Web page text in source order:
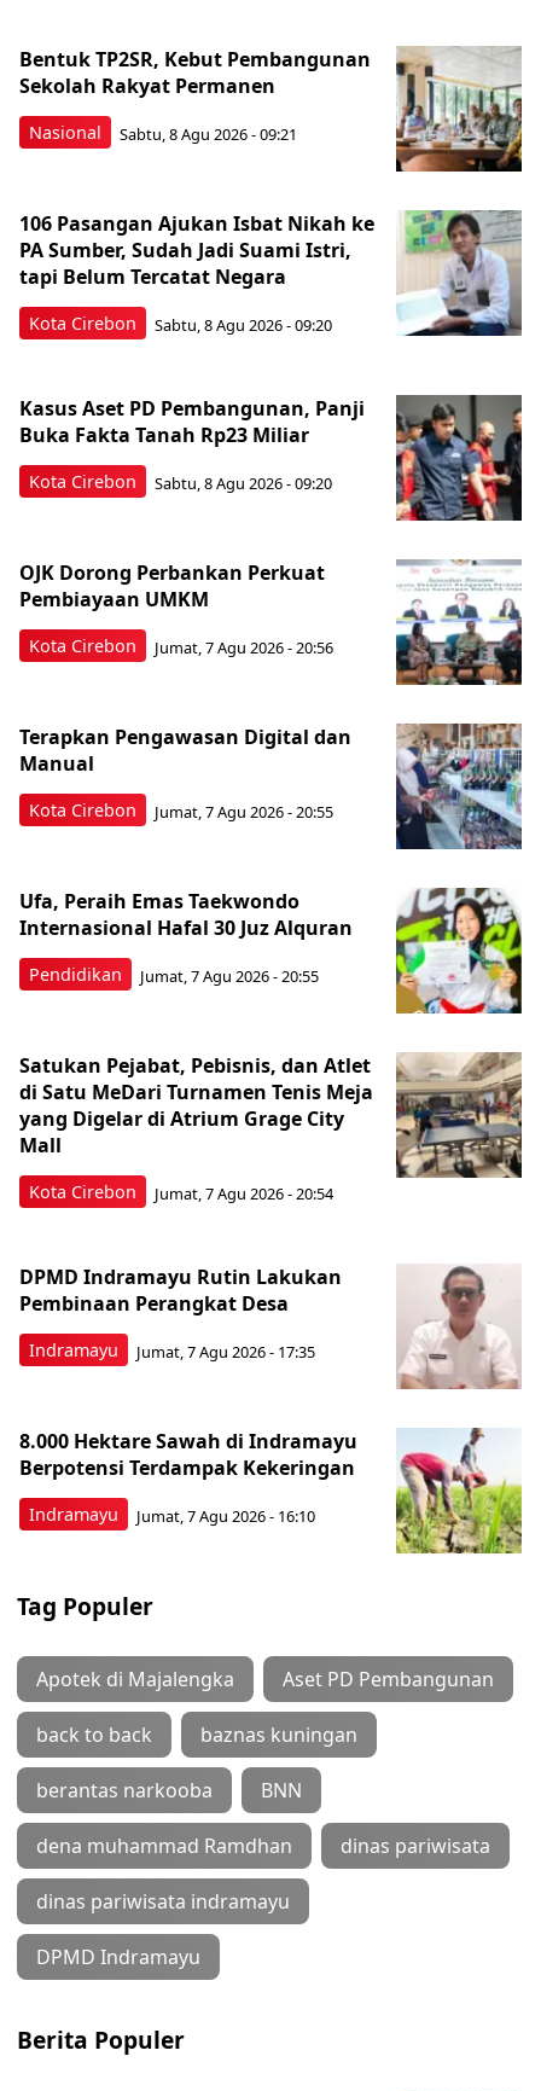
Nasional
Bentuk TP2SR, Kebut Pembangunan
Sekolah Rakyat Permanen
Sabtu, 8 Agu 2026 - 09:21
Kota Cirebon
106 Pasangan Ajukan Isbat Nikah ke
PA Sumber, Sudah Jadi Suami Istri,
tapi Belum Tercatat Negara
Sabtu, 8 Agu 2026 - 09:20
Kota Cirebon
Kasus Aset PD Pembangunan, Panji
Buka Fakta Tanah Rp23 Miliar
Sabtu, 8 Agu 2026 - 09:20
Kota Cirebon
OJK Dorong Perbankan Perkuat
Pembiayaan UMKM
Jumat, 7 Agu 2026 - 20:56
Kota Cirebon
Terapkan Pengawasan Digital dan
Manual
Jumat, 7 Agu 2026 - 20:55
Pendidikan
Ufa, Peraih Emas Taekwondo
Internasional Hafal 30 Juz Alquran
Jumat, 7 Agu 2026 - 20:55
Kota Cirebon
Satukan Pejabat, Pebisnis, dan Atlet
di Satu MeDari Turnamen Tenis Meja
yang Digelar di Atrium Grage City
Mall
Jumat, 7 Agu 2026 - 20:54
Indramayu
DPMD Indramayu Rutin Lakukan
Pembinaan Perangkat Desa
Jumat, 7 Agu 2026 - 17:35
Indramayu
8.000 Hektare Sawah di Indramayu
Berpotensi Terdampak Kekeringan
Jumat, 7 Agu 2026 - 16:10
Tag Populer
Apotek di Majalengka Aset PD Pembangunan
back to back baznas kuningan
berantas narkooba BNN
dena muhammad Ramdhan dinas pariwisata
dinas pariwisata indramayu
DPMD Indramayu
Berita Populer